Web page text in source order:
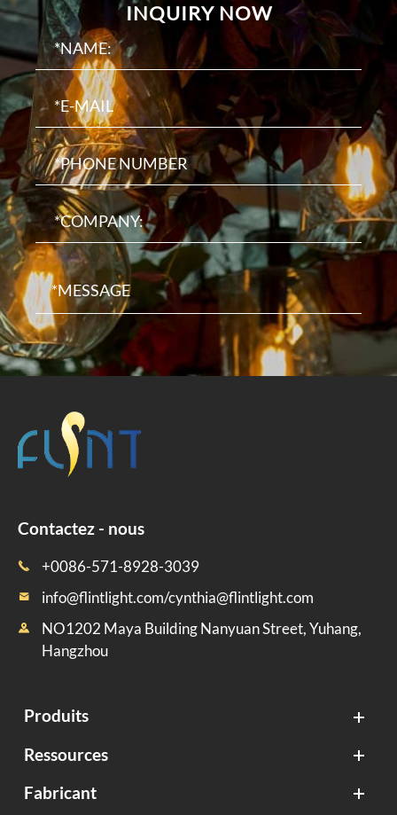
INQUIRY NOW
Contactez - nous
 +0086-571-8928-3039
 info@flintlight.com/cynthia@flintlight.com

NO1202 Maya Building Nanyuan Street, Yuhang,
Hangzhou
Produits
Ressources
Fabricant